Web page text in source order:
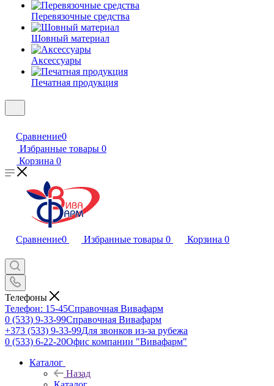
Перевязочные средства
Шовный материал
Аксессуары
Печатная продукция
Сравнение0
Избранные товары 0
Корзина 0
Сравнение0 Избранные товары 0 Корзина 0
Телефоны
Телефон: 15-45Справочная Вивафарм
0 (533) 9-33-99Справочная Вивафарм
+373 (533) 9-33-99Для звонков из-за рубежа
0 (533) 6-22-20Офис компании "Вивафарм"
Каталог
Назад